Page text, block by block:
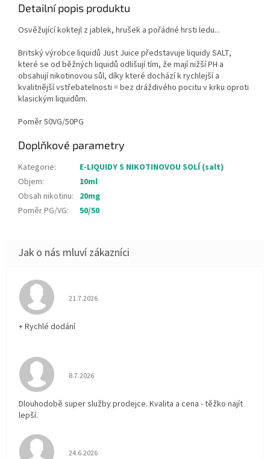
Detailní popis produktu
Osvěžující koktejl z jablek, hrušek a pořádné hrsti ledu...
Britský výrobce liquidů Just Juice představuje liquidy SALT,
které se od běžných liquidů odlišují tím, že mají nižší PH a
obsahují nikotinovou sůl, díky které dochází k rychlejší a
kvalitnější vstřebatelnosti = bez dráždivého pocitu v krku oproti
klasickým liquidům.
Poměr 50VG/50PG
Doplňkové parametry
Kategorie:
E-LIQUIDY S NIKOTINOVOU SOLÍ (salt)
Objem:
10ml
Obsah nikotinu: 20mg
Poměr PG/VG: 50/50
Hodnocení obchodu je 5 z 5 hvězdiček.
21.7.2026
+ Rychlé dodání
Hodnocení obchodu je 5 z 5 hvězdiček.
8.7.2026
Dlouhodobě super služby prodejce. Kvalita a cena - těžko najít
lepší.
Hodnocení obchodu je 5 z 5 hvězdiček.
24.6.2026